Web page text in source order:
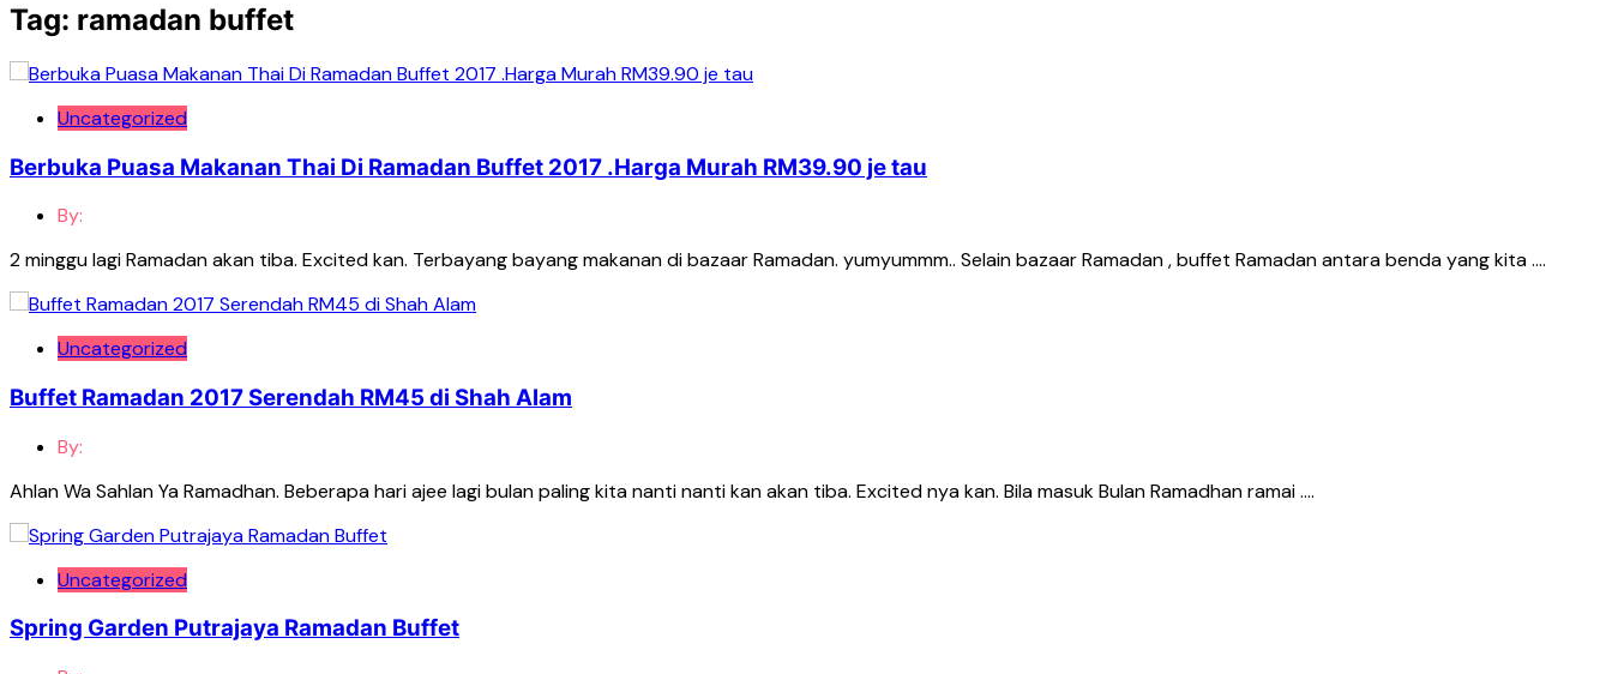
Tag: ramadan buffet
Uncategorized
Berbuka Puasa Makanan Thai Di Ramadan Buffet 2017 .Harga Murah RM39.90 je tau
By:
2 minggu lagi Ramadan akan tiba. Excited kan. Terbayang bayang makanan di bazaar Ramadan. yumyummm.. Selain bazaar Ramadan , buffet Ramadan antara benda yang kita ….
Uncategorized
Buffet Ramadan 2017 Serendah RM45 di Shah Alam
By:
Ahlan Wa Sahlan Ya Ramadhan. Beberapa hari ajee lagi bulan paling kita nanti nanti kan akan tiba. Excited nya kan. Bila masuk Bulan Ramadhan ramai ….
Uncategorized
Spring Garden Putrajaya Ramadan Buffet